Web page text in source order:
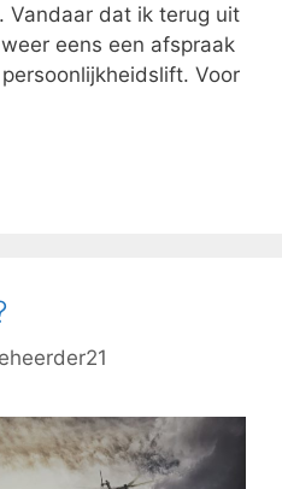
Vandaar dat ik terug uit
eens een afspraak
Voor